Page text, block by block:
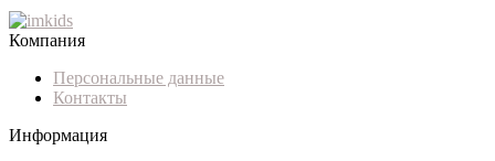
Компания
Персональные данные
Контакты
Информация